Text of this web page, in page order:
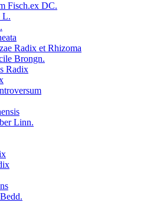
Fisch.ex DC.
L.
Radix et Rhizoma
Brongn.
Radix
Linn.